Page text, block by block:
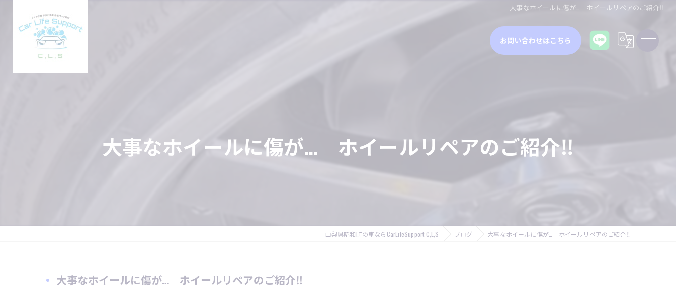
大事なホイールに傷が… ホイールリペアのご紹介‼
お問い合わせはこちら
大事なホイールに傷が… ホイールリペアのご紹介‼
山梨県昭和町の車ならCarLifeSupport C,L,S ブログ 大事なホイールに傷が… ホイールリペアのご紹介‼
大事なホイールに傷が… ホイールリペアのご紹介‼